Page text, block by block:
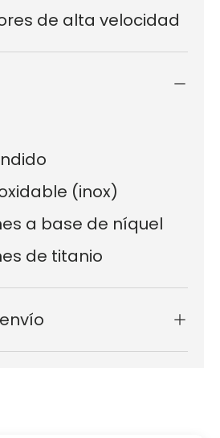
de alta velocidad
(inox)
a base de níquel
de titanio